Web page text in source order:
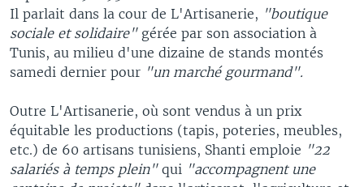
Il parlait dans la cour de L'Artisanerie, "boutique
sociale et solidaire" gérée par son association à
Tunis, au milieu d'une dizaine de stands montés
samedi dernier pour "un marché gourmand".
Outre L'Artisanerie, où sont vendus à un prix
équitable les productions (tapis, poteries, meubles,
etc.) de 60 artisans tunisiens, Shanti emploie "22
salariés à temps plein"qui "accompagnent une